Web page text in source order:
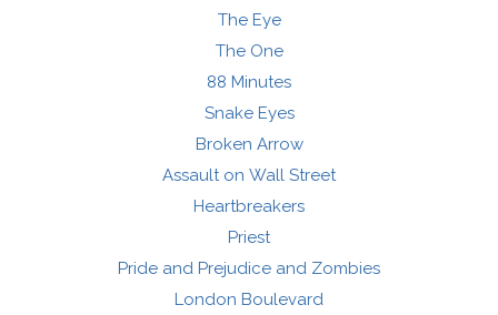
The Eye
The One
88 Minutes
Snake Eyes
Broken Arrow
Assault on Wall Street
Heartbreakers
Priest
Pride and Prejudice and Zombies
London Boulevard